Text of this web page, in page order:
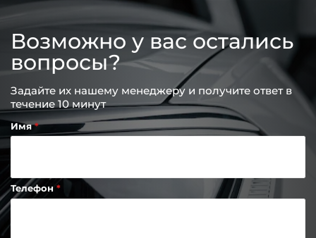
Возможно у вас остались
вопросы?
Задайте их нашему менеджеру и получите ответ в
течение 10 минут
Имя
Телефон